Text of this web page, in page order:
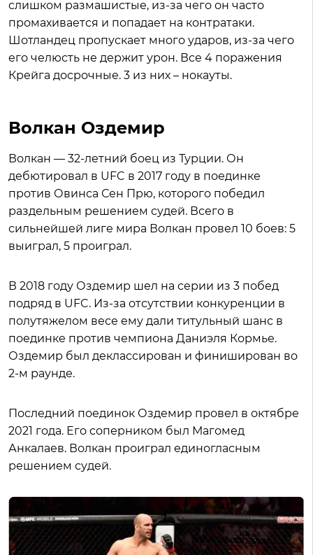
слишком размашистые, из-за чего он часто
промахивается и попадает на контратаки.
Шотландец пропускает много ударов, из-за чего
его челюсть не держит урон. Все 4 поражения
Крейга досрочные. 3 из них – нокауты.
Волкан Оздемир
Волкан — 32-летний боец из Турции. Он
дебютировал в UFC в 2017 году в поединке
против Овинса Сен Прю, которого победил
раздельным решением судей. Всего в
сильнейшей лиге мира Волкан провел 10 боев: 5
выиграл, 5 проиграл.
В 2018 году Оздемир шел на серии из 3 побед
подряд в UFC. Из-за отсутствии конкуренции в
полутяжелом весе ему дали титульный шанс в
поединке против чемпиона Даниэля Кормье.
Оздемир был деклассирован и финиширован во
2-м раунде.
Последний поединок Оздемир провел в октябре
2021 года. Его соперником был Магомед
Анкалаев. Волкан проиграл единогласным
решением судей.